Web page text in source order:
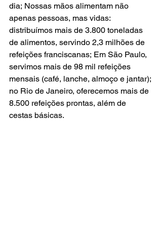
dia; Nossas mãos alimentam não
apenas pessoas, mas vidas:
distribuímos mais de 3.800 toneladas
de alimentos, servindo 2,3 milhões de
refeições franciscanas; Em São Paulo,
servimos mais de 98 mil refeições
mensais (café, lanche, almoço e jantar);
no Rio de Janeiro, oferecemos mais de
8.500 refeições prontas, além de
cestas básicas.